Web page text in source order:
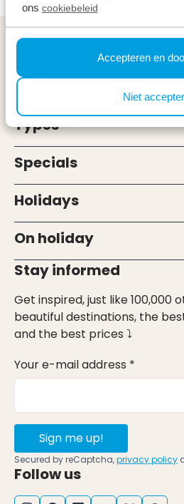
ons cookiebeleid
Accepteren en
Niet
General
Service & contact
Types
Specials
Holidays
On holiday
Stay informed
Get inspired, just like 100,000
beautiful destinations, the
and the best prices ⤵
Your e-mail address *
Sign me up!
Secured by reCaptcha,privacy policy
Follow us